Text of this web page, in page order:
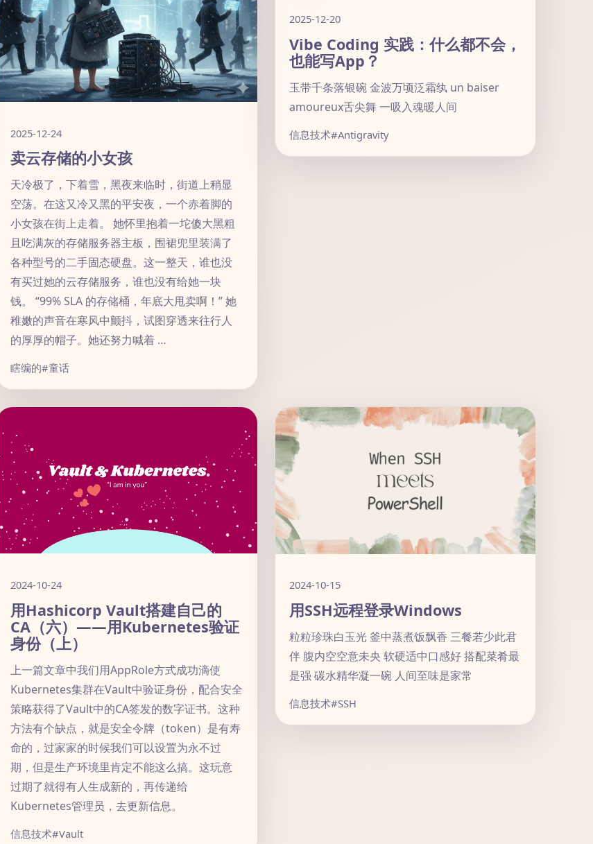
2025-12-24
卖云存储的小女孩
天冷极了，下着雪，黑夜来临时，街道上稍显
空荡。在这又冷又黑的平安夜，一个赤着脚的
小女孩在街上走着。 她怀里抱着一坨傻大黑粗
且吃满灰的存储服务器主板，围裙兜里装满了
各种型号的二手固态硬盘。这一整天，谁也没
有买过她的云存储服务，谁也没有给她一块
钱。 “99% SLA 的存储桶，年底大甩卖啊！” 她
稚嫩的声音在寒风中颤抖，试图穿透来往行人
的厚厚的帽子。她还努力喊着 …
瞎编的#童话
2025-12-20
Vibe Coding 实践：什么都不会，
也能写App？
玉带千条落银碗 金波万顷泛霜纨 un baiser
amoureux舌尖舞 一吸入魂暖人间
信息技术#Antigravity
2024-10-24
用Hashicorp Vault搭建自己的
CA（六）——用Kubernetes验证
身份（上）
上一篇文章中我们用AppRole方式成功滴使
Kubernetes集群在Vault中验证身份，配合安全
策略获得了Vault中的CA签发的数字证书。这种
方法有个缺点，就是安全令牌（token）是有寿
命的，过家家的时候我们可以设置为永不过
期，但是生产环境里肯定不能这么搞。这玩意
过期了就得有人生成新的，再传递给
Kubernetes管理员，去更新信息。
信息技术#Vault
2024-10-15
用SSH远程登录Windows
粒粒珍珠白玉光 釜中蒸煮饭飘香 三餐若少此君
伴 腹内空空意未央 软硬适中口感好 搭配菜肴最
是强 碳水精华凝一碗 人间至味是家常
信息技术#SSH